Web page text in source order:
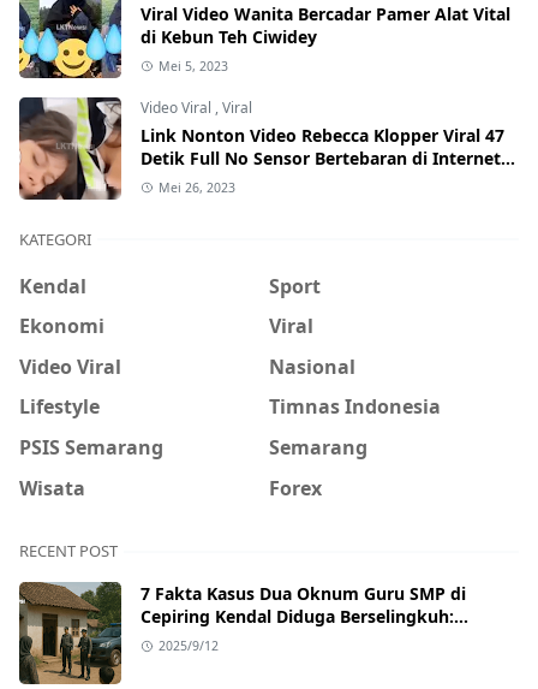
Viral Video Wanita Bercadar Pamer Alat Vital
di Kebun Teh Ciwidey
Mei 5, 2023
Video Viral ,Viral
Link Nonton Video Rebecca Klopper Viral 47
Detik Full No Sensor Bertebaran di Internet,
Hati-Hati Phising!
Mei 26, 2023
KATEGORI
Kendal
Sport
Ekonomi
Viral
Video Viral
Nasional
Lifestyle
Timnas Indonesia
PSIS Semarang
Semarang
Wisata
Forex
RECENT POST
7 Fakta Kasus Dua Oknum Guru SMP di
Cepiring Kendal Diduga Berselingkuh:
Kronologi, Pengakuan, hingga Sanksi
2025/9/12